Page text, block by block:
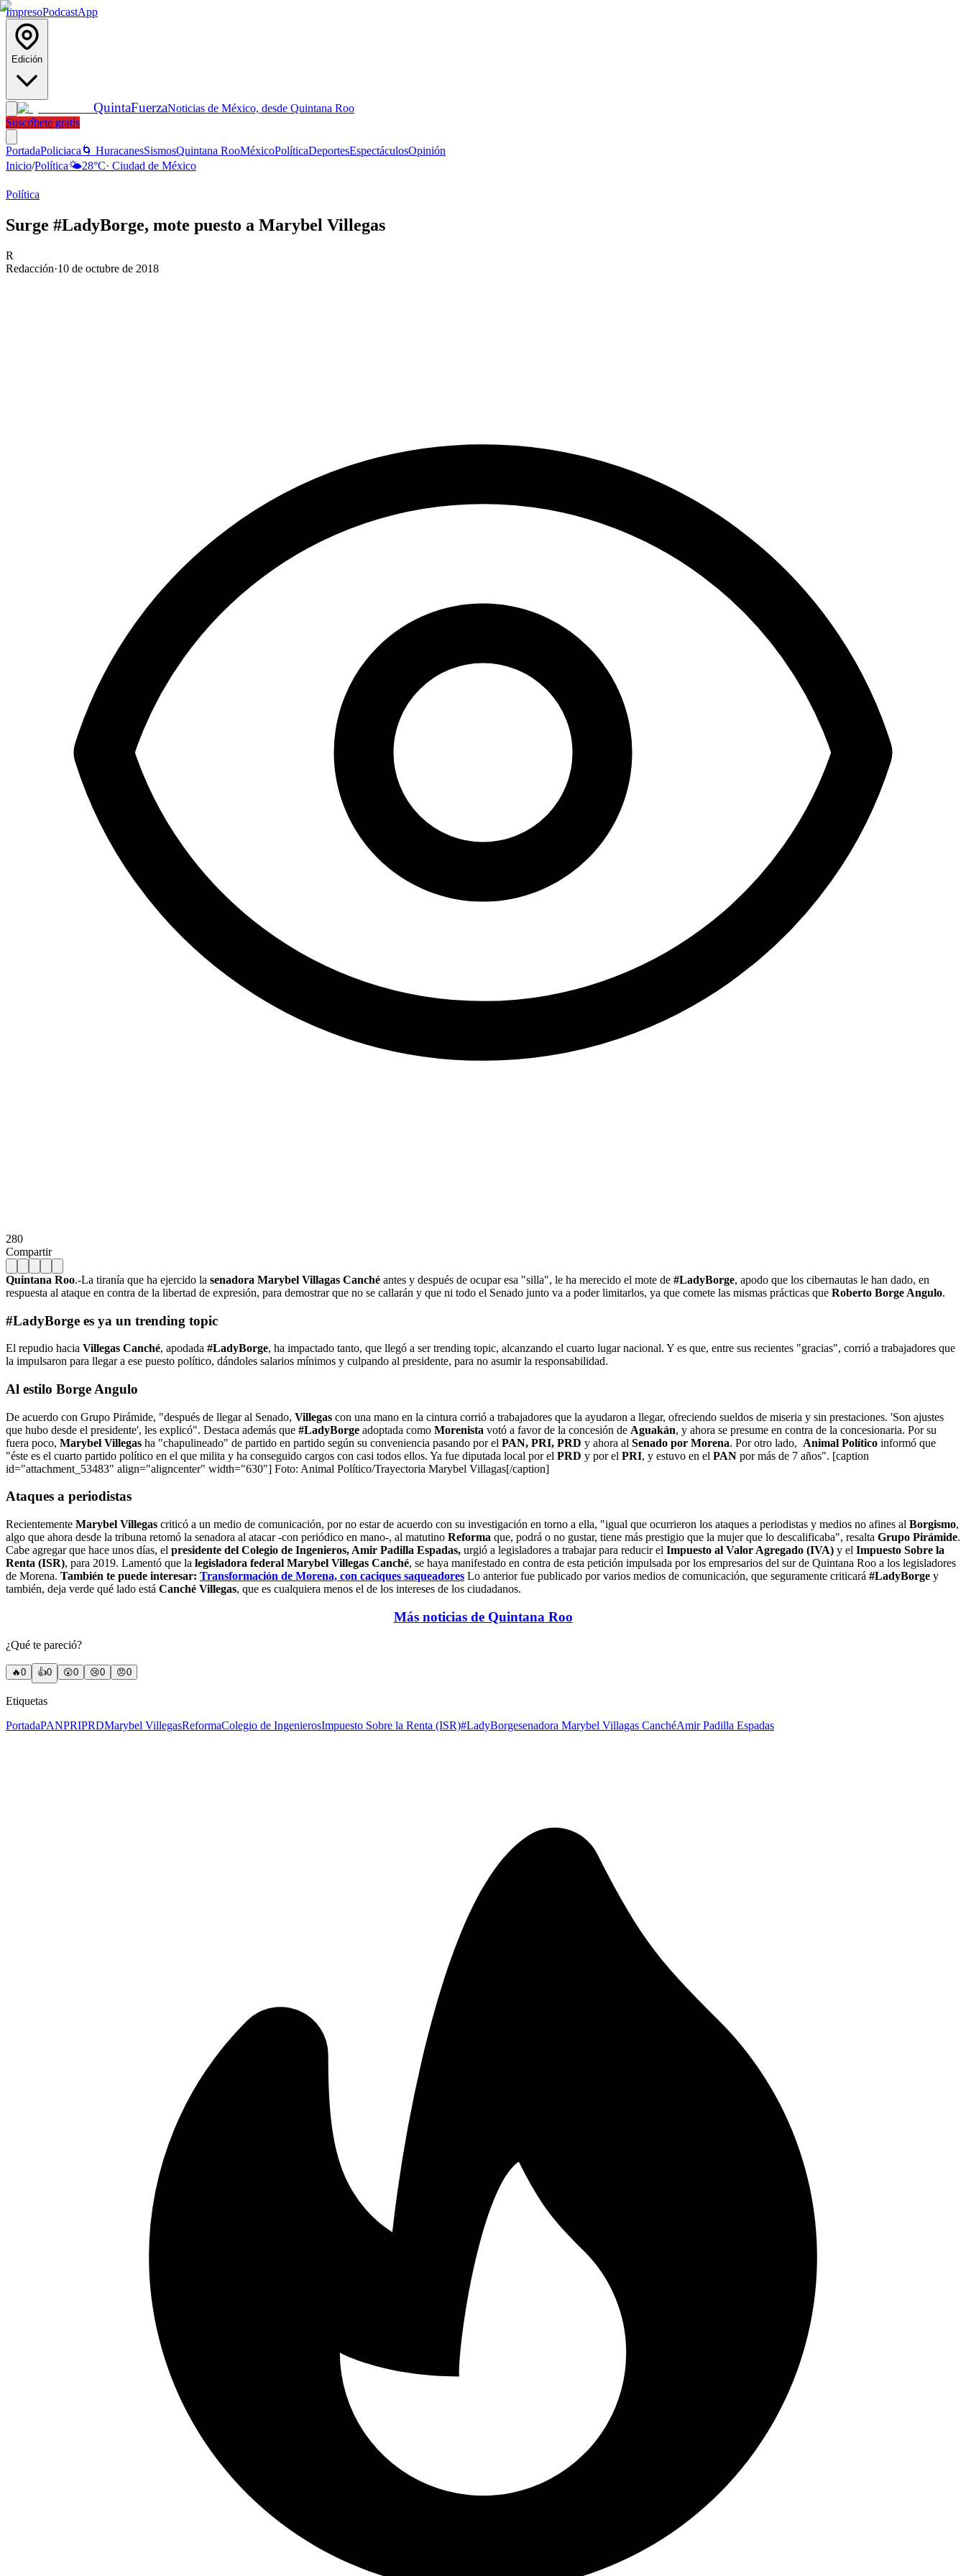
ImpresoPodcastApp
Edición
QuintaFuerzaNoticias de México, desde Quintana Roo
Suscríbete gratis
PortadaPoliciaca 🌀 HuracanesSismosQuintana RooMéxicoPolíticaDeportesEspectáculosOpinión
Inicio/Política🌤️28°C· Ciudad de México
Política
Surge #LadyBorge, mote puesto a Marybel Villegas
R
Redacción·10 de octubre de 2018
280
Compartir
Quintana Roo.-La tiranía que ha ejercido la senadora Marybel Villagas Canché antes y después de ocupar esa "silla", le ha merecido el mote de #LadyBorge, apodo que los cibernautas le han dado, en
respuesta al ataque en contra de la libertad de expresión, para demostrar que no se callarán y que ni todo el Senado junto va a poder limitarlos, ya que comete las mismas prácticas que Roberto Borge Angulo.
#LadyBorge es ya un trending topic
El repudio hacia Villegas Canché, apodada #LadyBorge, ha impactado tanto, que llegó a ser trending topic, alcanzando el cuarto lugar nacional. Y es que, entre sus recientes "gracias", corrió a trabajadores que
la impulsaron para llegar a ese puesto político, dándoles salarios mínimos y culpando al presidente, para no asumir la responsabilidad.
Al estilo Borge Angulo
De acuerdo con Grupo Pirámide, "después de llegar al Senado, Villegas con una mano en la cintura corrió a trabajadores que la ayudaron a llegar, ofreciendo sueldos de miseria y sin prestaciones. 'Son ajustes
que hubo desde el presidente', les explicó". Destaca además que #LadyBorge adoptada como Morenista votó a favor de la concesión de Aguakán, y ahora se presume en contra de la concesionaria. Por su
fuera poco, Marybel Villegas ha "chapulineado" de partido en partido según su conveniencia pasando por el PAN, PRI, PRD y ahora al Senado por Morena. Por otro lado, Animal Político informó que
"éste es el cuarto partido político en el que milita y ha conseguido cargos con casi todos ellos. Ya fue diputada local por el PRD y por el PRI, y estuvo en el PAN por más de 7 años". [caption
id="attachment_53483" align="aligncenter" width="630"] Foto: Animal Político/Trayectoria Marybel Villagas[/caption]
Ataques a periodistas
Recientemente Marybel Villegas criticó a un medio de comunicación, por no estar de acuerdo con su investigación en torno a ella, "igual que ocurrieron los ataques a periodistas y medios no afines al Borgismo,
algo que ahora desde la tribuna retomó la senadora al atacar -con periódico en mano-, al matutino Reforma que, podrá o no gustar, tiene más prestigio que la mujer que lo descalificaba", resalta Grupo Pirámide.
Cabe agregar que hace unos días, el presidente del Colegio de Ingenieros, Amir Padilla Espadas, urgió a legisladores a trabajar para reducir el Impuesto al Valor Agregado (IVA) y el Impuesto Sobre la
Renta (ISR), para 2019. Lamentó que la legisladora federal Marybel Villegas Canché, se haya manifestado en contra de esta petición impulsada por los empresarios del sur de Quintana Roo a los legisladores
de Morena. También te puede interesar: Transformación de Morena, con caciques saqueadores Lo anterior fue publicado por varios medios de comunicación, que seguramente criticará #LadyBorge y
también, deja verde qué lado está Canché Villegas, que es cualquiera menos el de los intereses de los ciudadanos.
Más noticias de Quintana Roo
¿Qué te pareció?
🔥0 👍0 😲0 😢0 😠0
Etiquetas
PortadaPANPRIPRDMarybel VillegasReformaColegio de IngenierosImpuesto Sobre la Renta (ISR)#LadyBorgesenadora Marybel Villagas CanchéAmir Padilla Espadas